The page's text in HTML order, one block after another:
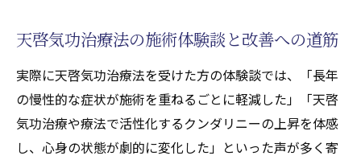
天啓気功治療法の施術体験談と改善への道筋
実際に天啓気功治療法を受けた方の体験談では、「長年
の慢性的な症状が施術を重ねるごとに軽減した」「天啓
気功治療や療法で活性化するクンダリニーの上昇を体感
し、心身の状態が劇的に変化した」といった声が多く寄